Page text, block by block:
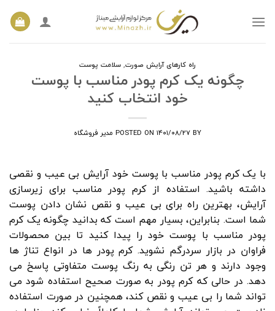
راه کارهای آرایش صورت, سلامت پوست
چگونه یک کرم پودر مناسب با پوست
خود انتخاب کنید
POSTED ON ۱۴۰۱/۰۸/۲۷ BY مدیر فروشگاه
با یک کرم پودر مناسب با پوست خود آرایش بی عیب و نقصی
داشته باشید. استفاده از کرم پودر مناسب برای زیرسازی
آرایش، بهترین راه برای بی عیب و نقص نشان دادن پوست
شما است. بنابراین، بسیار مهم است که بدانید چگونه یک کرم
پودر مناسب با پوست خود را پیدا کنید تا بین محصولات
فراوان در بازار سردرگم نشوید. کرم پودر ها در انواع تناژ ها
وجود دارند و هر تن رنگی به رنگ پوست متفاوتی پاسخ می
دهد. در حالی که کرم پودر به صورت صحیح استفاده شود می
تواند شما را بی عیب و نقص کند، همچنین در صورت استفاده